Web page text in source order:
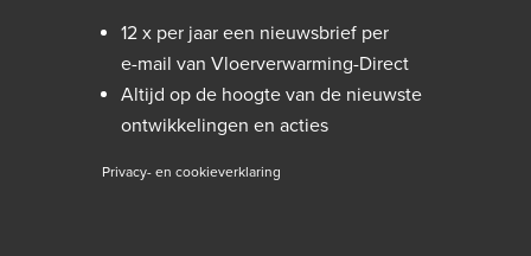
12 x per jaar een nieuwsbrief per
e-mail van Vloerverwarming-Direct
Altijd op de hoogte van de nieuwste
ontwikkelingen en acties
Privacy- en cookieverklaring